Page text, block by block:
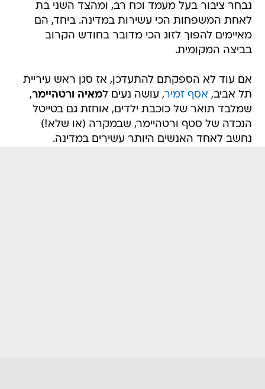
נבחר ציבור בעל מעמד וכח רב, ומהצד השני בת
לאחת המשפחות הכי עשירות במדינה. ביחד, הם
מאיימים להפוך לזוג הכי מדובר בחודש הקרוב
בביצה המקומית.
אם עוד לא הספקתם להתעדכן, אז סגן ראש עיריית
תל אביב, אסף זמיר, עושה נעים למאיה ורטהיימר,
שמלבד תואר של כוכבת ילדים, אוחזת גם בטייטל
הנכדה של סטף ורטהיימר, שבמקרה (או שלא!)
נחשב לאחד האנשים היותר עשירים במדינה.